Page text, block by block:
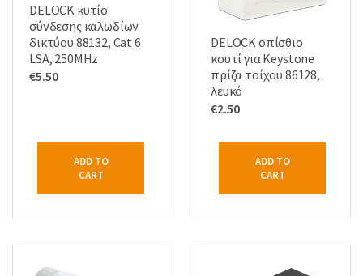
DELOCK κυτίο
σύνδεσης καλωδίων
δικτύου 88132, Cat 6
LSA, 250MHz
€5.50
ADD TO
CART
DELOCK οπίσθιο
κουτί για Keystone
πρίζα τοίχου 86128,
λευκό
€2.50
ADD TO
CART